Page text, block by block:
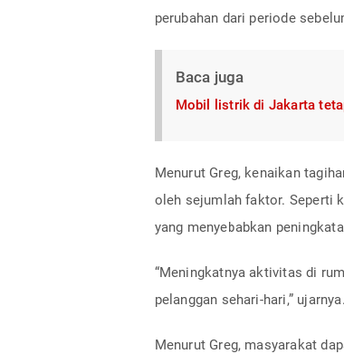
perubahan dari periode
Baca juga
Mobil listrik di Jakarta
Menurut Greg, kenaikan
oleh sejumlah faktor. Seperti
yang menyebabkan
“Meningkatnya aktivitas di
pelanggan sehari-hari,” ujarnya.
Menurut Greg, masyarakat